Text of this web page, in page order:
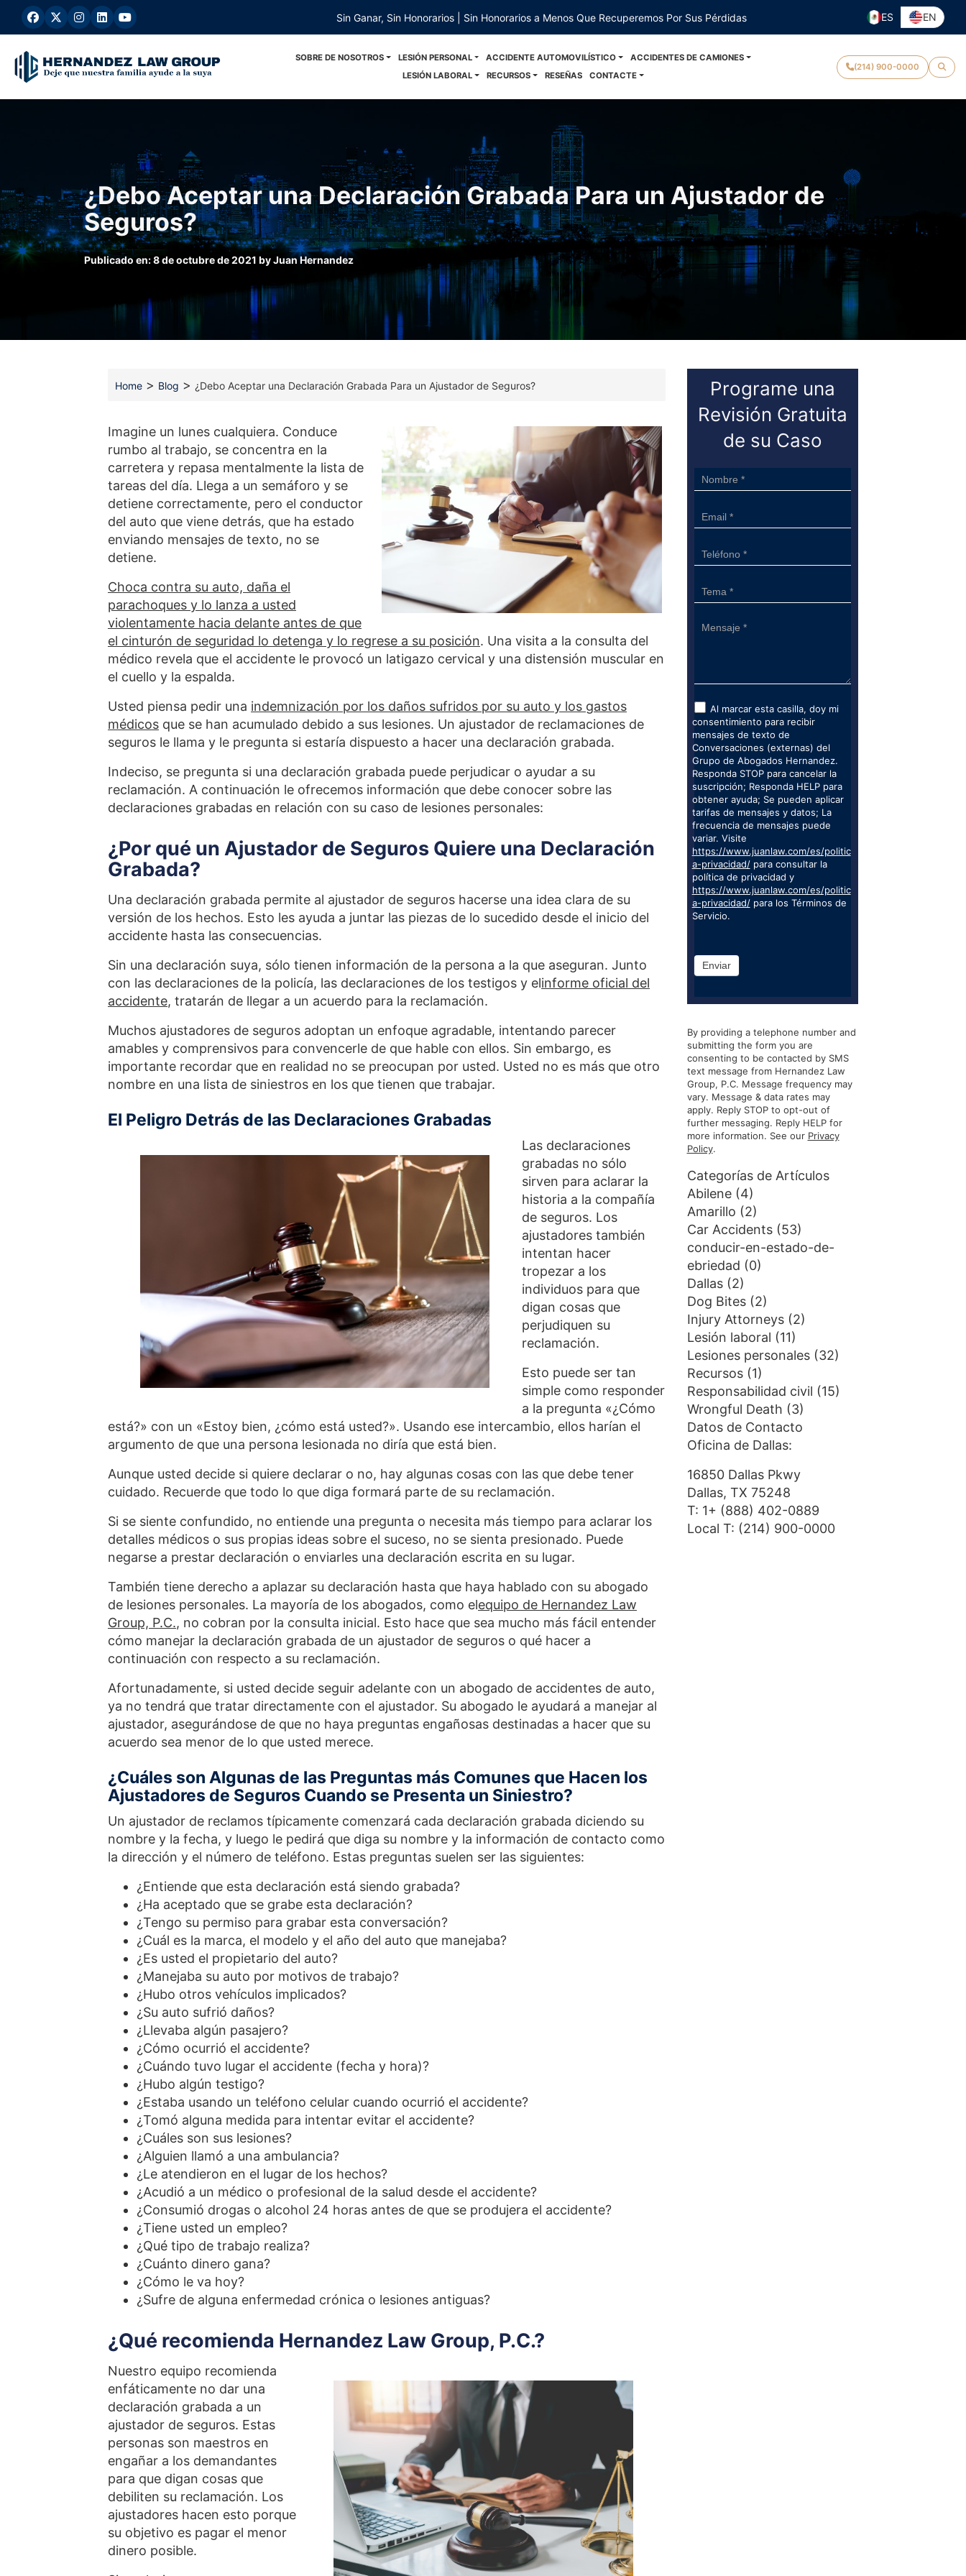
Sin Ganar, Sin Honorarios | Sin Honorarios a Menos Que Recuperemos Por Sus Pérdidas ES EN
SOBRE DE NOSOTROS LESIÓN PERSONAL ACCIDENTE AUTOMOVILÍSTICO
ACCIDENTES DE CAMIONES
LESIÓN LABORAL
RECURSOS RESEÑAS CONTACTE
(214) 900-0000
¿Debo Aceptar una Declaración Grabada Para un Ajustador de
Seguros?
Publicado en:8 de octubre de 2021 byJuan Hernandez
Home > Blog > ¿Debo Aceptar una Declaración Grabada Para un Ajustador de Seguros?
Imagine un lunes cualquiera. Conduce
rumbo al trabajo, se concentra en la
carretera y repasa mentalmente la lista de
tareas del día. Llega a un semáforo y se
detiene correctamente, pero el conductor
del auto que viene detrás, que ha estado
enviando mensajes de texto, no se
detiene.
Choca contra su auto, daña el
parachoques y lo lanza a usted
violentamente hacia delante antes de que
el cinturón de seguridad lo detenga y lo regrese a su posición. Una visita a la consulta del
médico revela que el accidente le provocó un latigazo cervical y una distensión muscular en
el cuello y la espalda.
Usted piensa pedir una indemnización por los daños sufridos por su auto y los gastos
médicos que se han acumulado debido a sus lesiones. Un ajustador de reclamaciones de
seguros le llama y le pregunta si estaría dispuesto a hacer una declaración grabada.
Indeciso, se pregunta si una declaración grabada puede perjudicar o ayudar a su
reclamación. A continuación le ofrecemos información que debe conocer sobre las
declaraciones grabadas en relación con su caso de lesiones personales:
¿Por qué un Ajustador de Seguros Quiere una Declaración
Grabada?
Una declaración grabada permite al ajustador de seguros hacerse una idea clara de su
versión de los hechos. Esto les ayuda a juntar las piezas de lo sucedido desde el inicio del
accidente hasta las consecuencias.
Sin una declaración suya, sólo tienen información de la persona a la que aseguran. Junto
con las declaraciones de la policía, las declaraciones de los testigos y elinforme oficial del
accidente, tratarán de llegar a un acuerdo para la reclamación.
Muchos ajustadores de seguros adoptan un enfoque agradable, intentando parecer
amables y comprensivos para convencerle de que hable con ellos. Sin embargo, es
importante recordar que en realidad no se preocupan por usted. Usted no es más que otro
nombre en una lista de siniestros en los que tienen que trabajar.
El Peligro Detrás de las Declaraciones Grabadas
Las declaraciones
grabadas no sólo
sirven para aclarar la
historia a la compañía
de seguros. Los
ajustadores también
intentan hacer
tropezar a los
individuos para que
digan cosas que
perjudiquen su
reclamación.
Esto puede ser tan
simple como responder
a la pregunta «¿Cómo
está?» con un «Estoy bien, ¿cómo está usted?». Usando ese intercambio, ellos harían el
argumento de que una persona lesionada no diría que está bien.
Aunque usted decide si quiere declarar o no, hay algunas cosas con las que debe tener
cuidado. Recuerde que todo lo que diga formará parte de su reclamación.
Si se siente confundido, no entiende una pregunta o necesita más tiempo para aclarar los
detalles médicos o sus propias ideas sobre el suceso, no se sienta presionado. Puede
negarse a prestar declaración o enviarles una declaración escrita en su lugar.
También tiene derecho a aplazar su declaración hasta que haya hablado con su abogado
de lesiones personales. La mayoría de los abogados, como elequipo de Hernandez Law
Group, P.C., no cobran por la consulta inicial. Esto hace que sea mucho más fácil entender
cómo manejar la declaración grabada de un ajustador de seguros o qué hacer a
continuación con respecto a su reclamación.
Afortunadamente, si usted decide seguir adelante con un abogado de accidentes de auto,
ya no tendrá que tratar directamente con el ajustador. Su abogado le ayudará a manejar al
ajustador, asegurándose de que no haya preguntas engañosas destinadas a hacer que su
acuerdo sea menor de lo que usted merece.
¿Cuáles son Algunas de las Preguntas más Comunes que Hacen los
Ajustadores de Seguros Cuando se Presenta un Siniestro?
Un ajustador de reclamos típicamente comenzará cada declaración grabada diciendo su
nombre y la fecha, y luego le pedirá que diga su nombre y la información de contacto como
la dirección y el número de teléfono. Estas preguntas suelen ser las siguientes:
¿Entiende que esta declaración está siendo grabada?
¿Ha aceptado que se grabe esta declaración?
¿Tengo su permiso para grabar esta conversación?
¿Cuál es la marca, el modelo y el año del auto que manejaba?
¿Es usted el propietario del auto?
¿Manejaba su auto por motivos de trabajo?
¿Hubo otros vehículos implicados?
¿Su auto sufrió daños?
¿Llevaba algún pasajero?
¿Cómo ocurrió el accidente?
¿Cuándo tuvo lugar el accidente (fecha y hora)?
¿Hubo algún testigo?
¿Estaba usando un teléfono celular cuando ocurrió el accidente?
¿Tomó alguna medida para intentar evitar el accidente?
¿Cuáles son sus lesiones?
¿Alguien llamó a una ambulancia?
¿Le atendieron en el lugar de los hechos?
¿Acudió a un médico o profesional de la salud desde el accidente?
¿Consumió drogas o alcohol 24 horas antes de que se produjera el accidente?
¿Tiene usted un empleo?
¿Qué tipo de trabajo realiza?
¿Cuánto dinero gana?
¿Cómo le va hoy?
¿Sufre de alguna enfermedad crónica o lesiones antiguas?
¿Qué recomienda Hernandez Law Group, P.C.?
Nuestro equipo recomienda
enfáticamente no dar una
declaración grabada a un
ajustador de seguros. Estas
personas son maestros en
engañar a los demandantes
para que digan cosas que
debiliten su reclamación. Los
ajustadores hacen esto porque
su objetivo es pagar el menor
dinero posible.
Programe una
Revisión Gratuita
de su Caso
Sidebar
Form
Al marcar esta casilla, doy mi
consentimiento para recibir
mensajes de texto de
Conversaciones (externas) del
Grupo de Abogados Hernandez.
Responda STOP para cancelar la
suscripción; Responda HELP para
obtener ayuda; Se pueden aplicar
tarifas de mensajes y datos; La
frecuencia de mensajes puede
variar. Visite
https://www.juanlaw.com/es/politic
a-privacidad/para consultar la
política de privacidad y
https://www.juanlaw.com/es/politic
a-privacidad/para los Términos de
Servicio.
Enviar
By providing a telephone number and
submitting the form you are
consenting to be contacted by SMS
text message from Hernandez Law
Group, P.C. Message frequency may
vary. Message & data rates may
apply. Reply STOP to opt-out of
further messaging. Reply HELP for
more information. See our Privacy
Policy.
Categorías de Artículos
Abilene(4)
Amarillo (2)
Car Accidents(53)
conducir-en-estado-de-
ebriedad (0)
Dallas(2)
Dog Bites(2)
Injury Attorneys(2)
Lesión laboral (11)
Lesiones personales(32)
Recursos(1)
Responsabilidad civil (15)
Wrongful Death (3)
Datos de Contacto
Oficina de Dallas:
16850 Dallas Pkwy
Dallas, TX 75248
T: 1+ (888) 402-0889
Local T: (214) 900-0000